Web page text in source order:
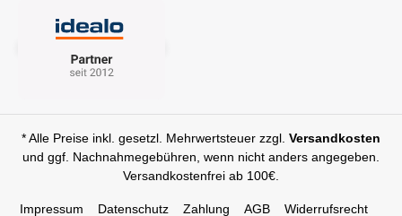
* Alle Preise inkl. gesetzl. Mehrwertsteuer zzgl. Versandkosten
und ggf. Nachnahmegebühren, wenn nicht anders angegeben.
Versandkostenfrei ab 100€.
Impressum Datenschutz Zahlung AGB Widerrufsrecht